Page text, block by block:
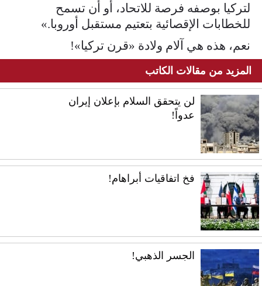
لتركيا بوصفه فرصة للاتحاد، أو أن تسمح
للخطابات الإقصائية بتعتيم مستقبل أوروبا.»
نعم، هذه هي آلام ولادة «قرن تركيا»!
المزيد من مقالات الكاتب
لن يتحقق السلام بإعلان إيران
عدواً!
فخ اتفاقيات أبراهام!
الجسر الذهبي!